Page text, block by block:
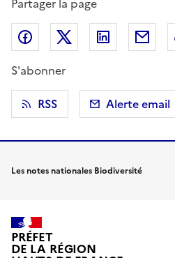
Partager sur Facebook
Partager sur X
Partager
S'abonner
RSS
Alerte email
Les notes nationales Biodiversité
PRÉFET
DE LA RÉGION